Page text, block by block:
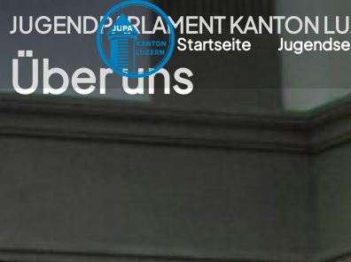
Startseite
JUGENDPARLAMENT KANTON
Über uns